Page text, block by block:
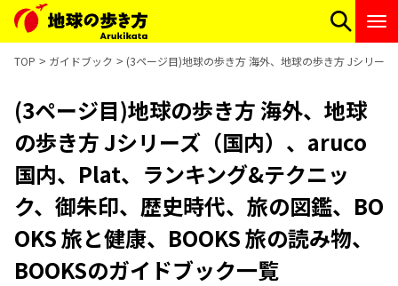
TOP ガイドブック (3ページ目)地球の歩き方 海外、地球の歩き方 Jシリー
(3ページ目)地球の歩き方 海外、地球
の歩き方 Jシリーズ（国内）、aruco
国内、Plat、ランキング&テクニッ
ク、御朱印、歴史時代、旅の図鑑、BO
OKS 旅と健康、BOOKS 旅の読み物、
BOOKSのガイドブック一覧